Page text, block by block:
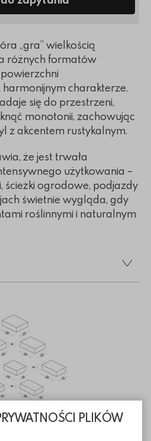
PLIKÓW
„gra” wielkością
różnych formatów
charakterze.
się do przestrzeni,
monotonii, zachowując
z akcentem rustykalnym.
że jest trwała
użytkowania –
ścieżki ogrodowe, podjazdy
świetnie wygląda, gdy
roślinnymi i naturalnym